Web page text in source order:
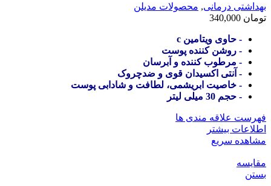
بهداشتی درمانی, محصولات مدیلن
تومان
- حاوی ویتامین c
- روشن کننده پوست
- مرطوب کننده و آبرسان
- آنتی اکسیدان قوی و ضدچروک
- خاصیت ابریشمی، لطافت و شادابی پوست
- حجم 30 میلی لیتر
فهرست علاقه مندی ها
اطلاعات بیشتر
مشاهده سریع
مقایسه
بستن